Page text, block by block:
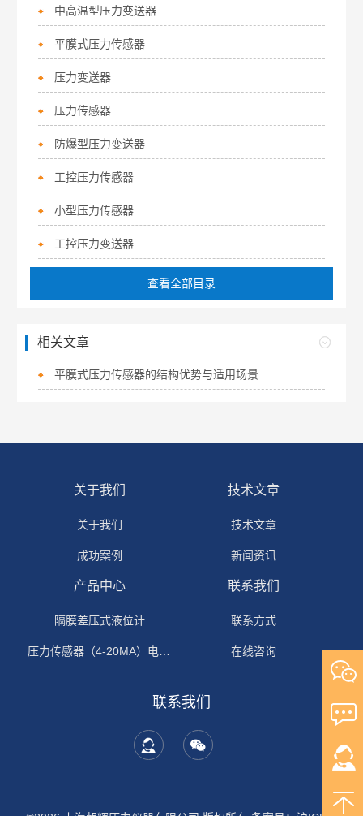
中高温型压力变送器
平膜式压力传感器
压力变送器
压力传感器
防爆型压力变送器
工控压力传感器
小型压力传感器
工控压力变送器
查看全部目录
相关文章
平膜式压力传感器的结构优势与适用场景
关于我们
关于我们
成功案例
技术文章
技术文章
新闻资讯
产品中心
隔膜差压式液位计
压力传感器（4-20MA）电流输出
联系我们
联系方式
在线咨询
联系我们